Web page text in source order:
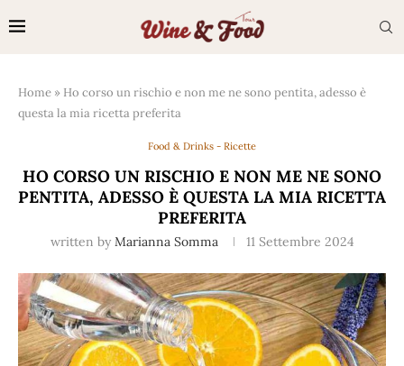
Home » Ho corso un rischio e non me ne sono pentita, adesso è
questa la mia ricetta preferita
Food & Drinks - Ricette
HO CORSO UN RISCHIO E NON ME NE SONO
PENTITA, ADESSO È QUESTA LA MIA RICETTA
PREFERITA
written by Marianna Somma 11 Settembre 2024